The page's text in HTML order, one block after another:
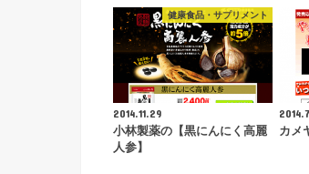
健康食品・サプリメント
2014.11.29
小林製薬の【黒にんにく高麗
人参】
カメ